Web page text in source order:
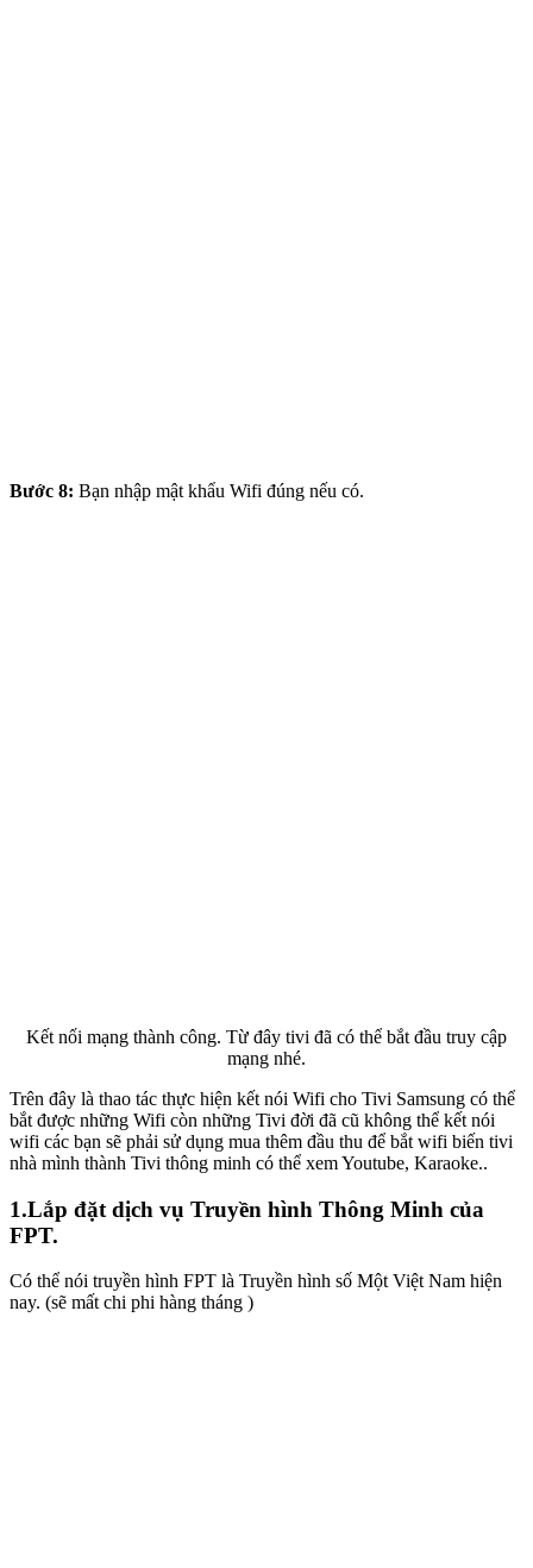
Bước 8: Bạn nhập mật khẩu Wifi đúng nếu có.
Kết nối mạng thành công. Từ đây tivi đã có thể bắt đầu truy cập
mạng nhé.
Trên đây là thao tác thực hiện kết nói Wifi cho Tivi Samsung có thể
bắt được những Wifi còn những Tivi đời đã cũ không thể kết nói
wifi các bạn sẽ phải sử dụng mua thêm đầu thu để bắt wifi biến tivi
nhà mình thành Tivi thông minh có thể xem Youtube, Karaoke..
1.Lắp đặt dịch vụ Truyền hình Thông Minh của
FPT.
Có thể nói truyền hình FPT là Truyền hình số Một Việt Nam hiện
nay. (sẽ mất chi phi hàng tháng )